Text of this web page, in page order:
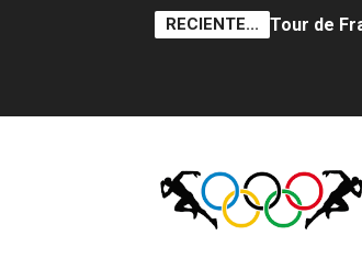
RECIENTE... Tour de
Women's